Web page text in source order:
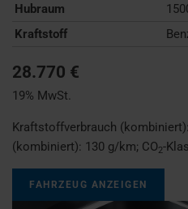
Hubraum
Kraftstoff
28.770 €
19% MwSt.
Kraftstoffverbrauch (kombiniert):
(kombiniert): 130 g/km; CO2-
FAHRZEUG ANZEIGEN